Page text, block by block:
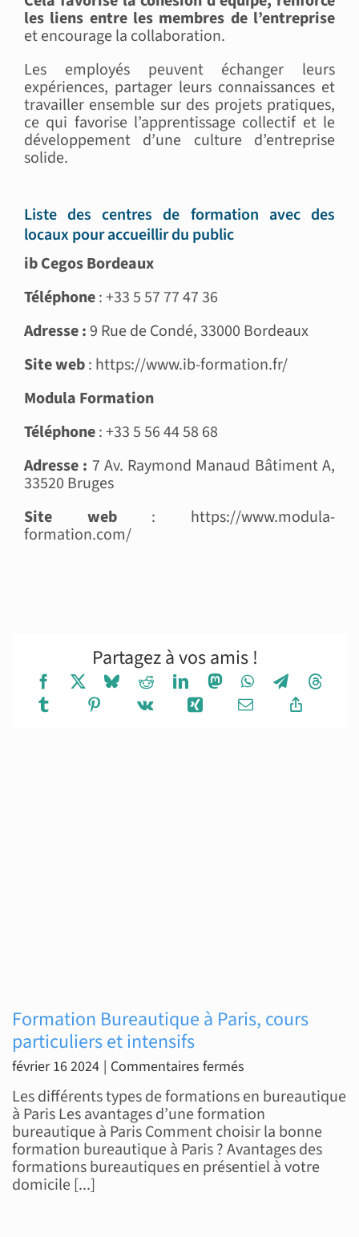
les liens entre les membres de l’entreprise
et encourage la collaboration.
Les employés peuvent échanger leurs
expériences, partager leurs connaissances et
travailler ensemble sur des projets pratiques,
ce qui favorise l’apprentissage collectif et le
développement d’une culture d’entreprise
solide.
Liste des centres de formation avec des
locaux pour accueillir du public
ib Cegos Bordeaux
Téléphone: +33 5 57 77 47 36
Adresse :9 Rue de Condé, 33000 Bordeaux
Site web: https://www.ib-formation.fr/
Modula Formation
Téléphone: +33 5 56 44 58 68
Adresse : 7 Av. Raymond Manaud Bâtiment A,
33520 Bruges
Site web: https://www.modula-
formation.com/
Partagez à vos amis !
Formation Bureautique à Paris, cours
particuliers et intensifs
février 16 2024 | Commentaires ferméssur
Formation
Bureautique
à
Paris,
cours
Les différents types de formations en bureautique
à Paris Les avantages d’une formation
bureautique à Paris Comment choisir la bonne
formation bureautique à Paris ? Avantages des
formations bureautiques en présentiel à votre
domicile [...]